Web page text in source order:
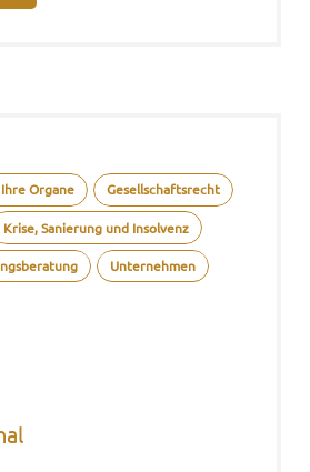
Organe Gesellschaftsrecht
Krise, Sanierung und Insolvenz
Unternehmen